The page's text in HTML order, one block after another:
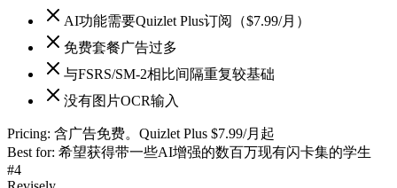
AI功能需要Quizlet Plus订阅（$7.99/月）
免费套餐广告过多
与FSRS/SM-2相比间隔重复较基础
没有图片OCR输入
Pricing: 含广告免费。Quizlet Plus $7.99/月起
Best for: 希望获得带一些AI增强的数百万现有闪卡集的学生
#4